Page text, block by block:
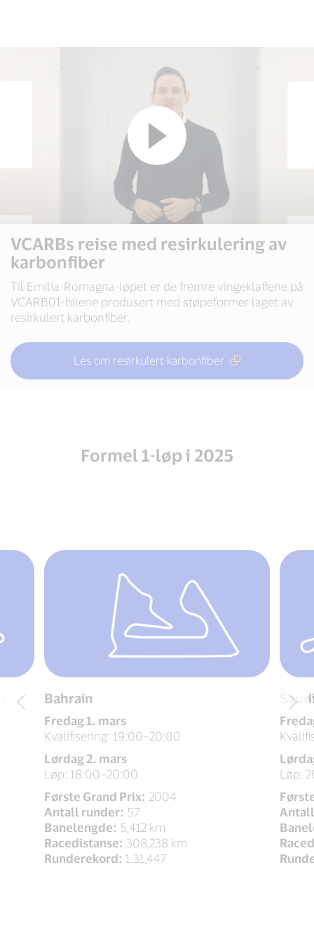
VCARBs reise med resirkulering av
karbonfiber
Til Emilia-Romagna-løpet er de fremre vingeklaffene på
VCARB01-bilene produsert med støpeformer laget av
resirkulert karbonfiber.
Les om resirkulert karbonfiber
Formel 1-løp i 2025
Bahrain
Fredag 1. mars
Kvalifisering: 19:00–20:00
Lørdag 2. mars
Løp: 18:00–20:00
Første Grand Prix: 2004
Antall runder: 57
Banelengde: 5,412 km
Racedistanse: 308,238 km
Runderekord: 1.31,447
Løp: